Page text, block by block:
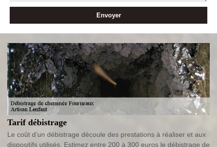
Tarif débistrage
Le coût d’un débistrage découle des prestations à réaliser et aux
dispositifs utilisés. Estimez entre 200 à 300 euros le débistrage de